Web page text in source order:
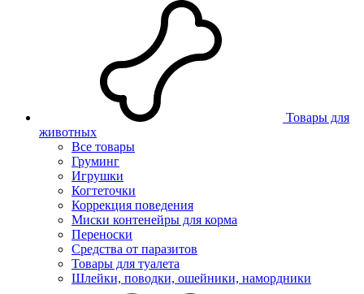
Товары для
животных
Все товары
Груминг
Игрушки
Когтеточки
Коррекция поведения
Миски контенейры для корма
Переноски
Средства от паразитов
Товары для туалета
Шлейки, поводки, ошейники, намордники